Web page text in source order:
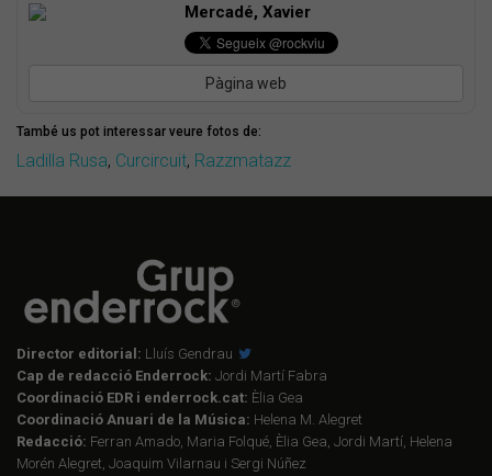
Mercadé, Xavier
Pàgina web
També us pot interessar veure fotos de:
Ladilla Rusa, Curcircuit, Razzmatazz
Director editorial: Lluís Gendrau
Cap de redacció Enderrock: Jordi Martí Fabra
Coordinació EDR i enderrock.cat: Èlia Gea
Coordinació Anuari de la Música: Helena M. Alegret
Redacció: Ferran Amado, Maria Folqué, Èlia Gea, Jordi Martí, Helena
Morén Alegret, Joaquim Vilarnau i Sergi Núñez